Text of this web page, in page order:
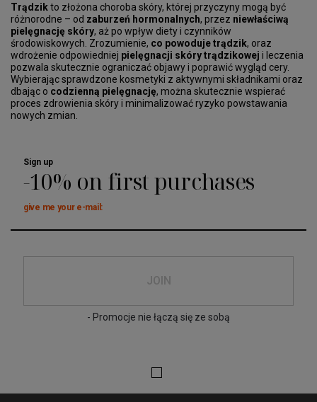
Trądzikto złożona choroba skóry, której przyczyny mogą być
różnorodne – od zaburzeń hormonalnych, przez niewłaściwą
pielęgnację skóry, aż po wpływ diety i czynników
środowiskowych. Zrozumienie, co powoduje trądzik, oraz
wdrożenie odpowiedniej pielęgnacji skóry trądzikowej i leczenia
pozwala skutecznie ograniczać objawy i poprawić wygląd cery.
Wybierając sprawdzone kosmetyki z aktywnymi składnikami oraz
dbając o codzienną pielęgnację, można skutecznie wspierać
proces zdrowienia skóry i minimalizować ryzyko powstawania
nowych zmian.
Sign up
-10% on first purchases
give me your e-mail:
JOIN
- Promocje nie łączą się ze sobą